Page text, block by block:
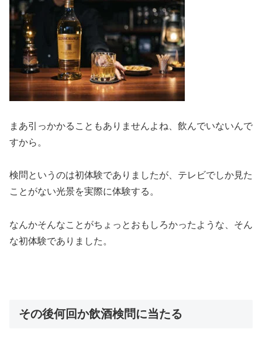
まあ引っかかることもありませんよね、飲んでいないんで
すから。
検問というのは初体験でありましたが、テレビでしか見た
ことがない光景を実際に体験する。
なんかそんなことがちょっとおもしろかったような、そん
な初体験でありました。
その後何回か飲酒検問に当たる